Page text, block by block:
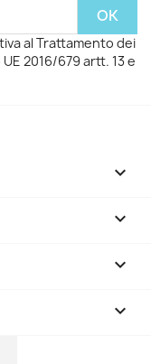
al Trattamento dei
2016/679 artt. 13 e



keyboard_arrow_down